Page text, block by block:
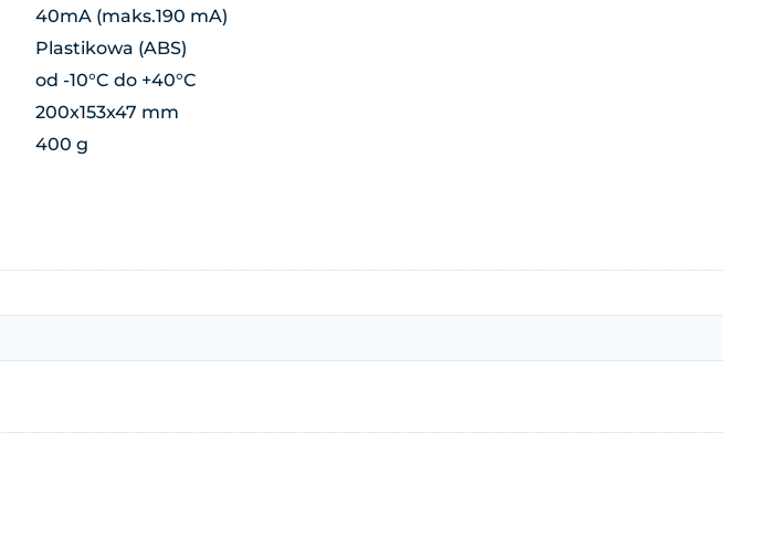
40mA (maks.190 mA)
Plastikowa (ABS)
od -10°C do +40°C
200x153x47 mm
400 g